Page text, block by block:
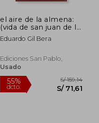
55%
dcto.
S/
el aire de la almena:
(vida de san juan de la
cruz)
Eduardo Gil Bera
Ediciones San Pablo,
Usado